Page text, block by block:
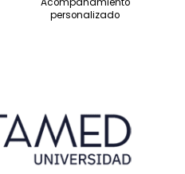
personalizado